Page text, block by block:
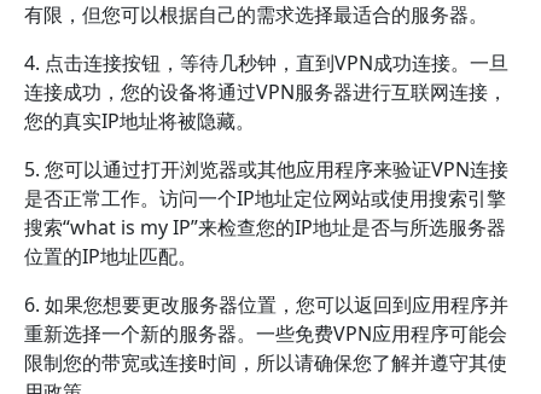
有限，但您可以根据自己的需求选择最适合的服务器。
4. 点击连接按钮，等待几秒钟，直到VPN成功连接。一旦
连接成功，您的设备将通过VPN服务器进行互联网连接，
您的真实IP地址将被隐藏。
5. 您可以通过打开浏览器或其他应用程序来验证VPN连接
是否正常工作。访问一个IP地址定位网站或使用搜索引擎
搜索“what is my IP”来检查您的IP地址是否与所选服务器
位置的IP地址匹配。
6. 如果您想要更改服务器位置，您可以返回到应用程序并
重新选择一个新的服务器。一些免费VPN应用程序可能会
限制您的带宽或连接时间，所以请确保您了解并遵守其使